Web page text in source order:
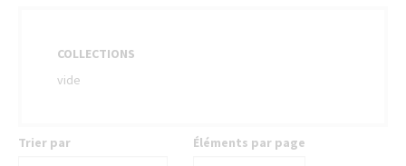
COLLECTIONS
vide
Trier par Éléments par page